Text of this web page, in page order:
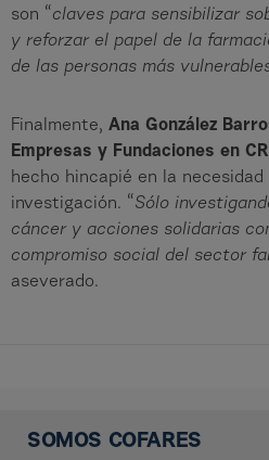
son “claves para sensibilizar
y reforzar el papel de la
de las personas más
Finalmente, Ana González
Empresas y Fundaciones en
hecho hincapié en la
investigación. “Sólo
cáncer y acciones solidarias
compromiso social del sector
aseverado.
SOMOS COFARES